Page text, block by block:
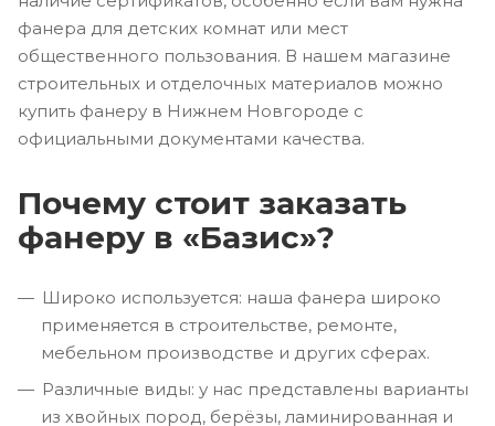
фанера для детских комнат или мест
общественного пользования. В нашем магазине
строительных и отделочных материалов можно
купить фанеру в Нижнем Новгороде с
официальными документами качества.
Почему стоит заказать
фанеру в «Базис»?
Широко используется: наша фанера широко
применяется в строительстве, ремонте,
мебельном производстве и других сферах.
Различные виды: у нас представлены варианты
из хвойных пород, берёзы, ламинированная и